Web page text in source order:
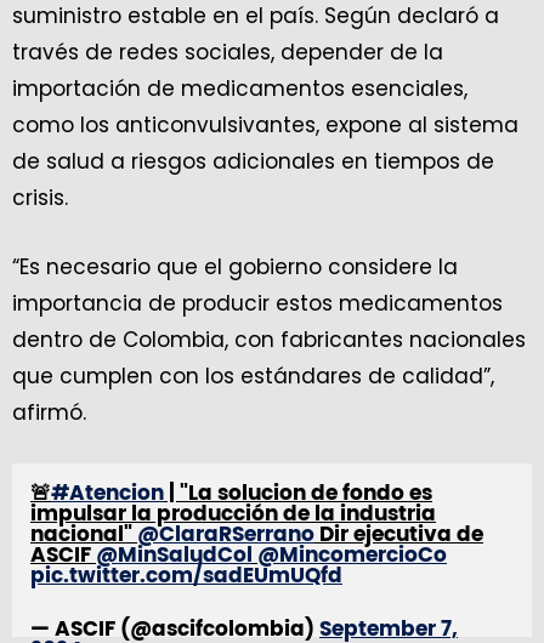
suministro estable en el país. Según declaró a
través de redes sociales, depender de la
importación de medicamentos esenciales,
como los anticonvulsivantes, expone al sistema
de salud a riesgos adicionales en tiempos de
crisis.
“Es necesario que el gobierno considere la
importancia de producir estos medicamentos
dentro de Colombia, con fabricantes nacionales
que cumplen con los estándares de calidad”,
afirmó.
🚨#Atencion | "La solucion de fondo es
impulsar la producción de la industria
nacional" @ClaraRSerrano Dir ejecutiva de
ASCIF @MinSaludCol @MincomercioCo
pic.twitter.com/sadEUmUQfd
— ASCIF (@ascifcolombia) September 7,